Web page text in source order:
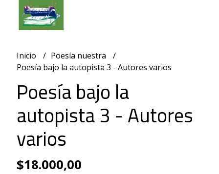
Inicio
Poesía nuestra
Poesía bajo la autopista 3 - Autores varios
Poesía bajo la
autopista 3 - Autores
varios
$18.000,00